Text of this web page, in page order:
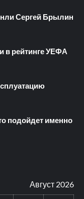
Сергей Брылин
в рейтинге УЕФА
подойдет именно
Август 2026